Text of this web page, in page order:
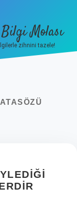
Molası
zihnini tazele!